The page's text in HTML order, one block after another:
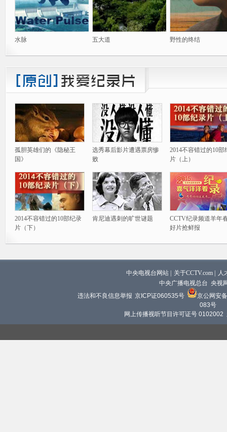
水脉 五大道 野性的终结
孤胆英雄们的《隐秘王
国》
选秀幕后影片遭遇票房惨
败
2014不容错过的10部
片（上）
2014不容错过的10部纪录
片（下）
肯尼迪遇刺的旷世谜题
CCTV纪录频道羊年
好片抢鲜报
中央电视台网站 关于CCTV.com
人
中央广播电视总台 央视
违法和不良信息举报 京ICP证060535号
京公网安
083号
网上传播视听节目许可证号